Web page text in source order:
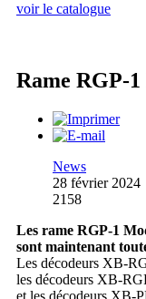
voir le catalogue
Rame RGP-
News
28 février 2024
2158
Les rame RGP-1
sont maintenant
Les décodeurs XB-
les décodeurs XB-